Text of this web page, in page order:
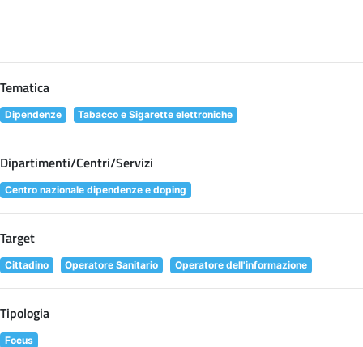
Tematica
Dipendenze Tabacco e Sigarette elettroniche
Dipartimenti/Centri/Servizi
Centro nazionale dipendenze e doping
Target
Cittadino Operatore Sanitario Operatore dell'informazione
Tipologia
Focus